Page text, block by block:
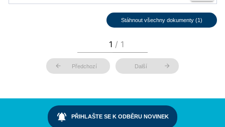
Stáhnout všechny dokumenty (1)
arrow_back Předchozí Další arrow_forward
notifications_active PŘIHLAŠTE SE K ODBĚRU NOVINEK